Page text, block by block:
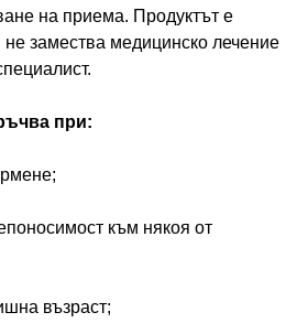
на приема. Продуктът е
замества медицинско лечение
при:
към някоя от
възраст;